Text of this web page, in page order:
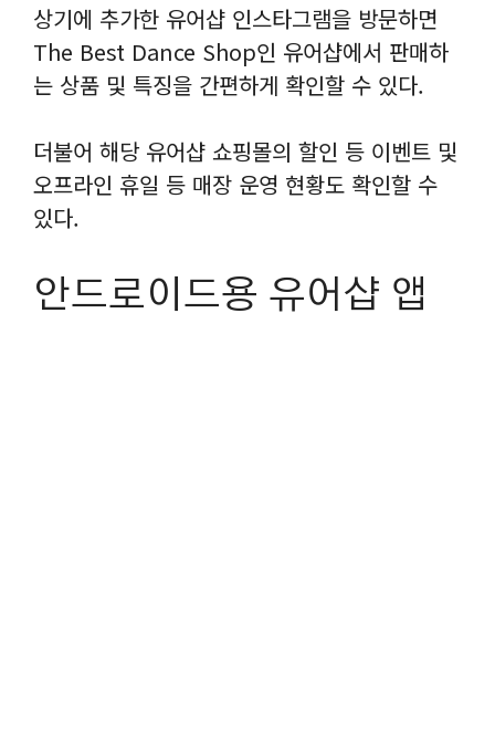
상기에 추가한 유어샵 인스타그램을 방문하면
The Best Dance Shop인 유어샵에서 판매하
는 상품 및 특징을 간편하게 확인할 수 있다.
더불어 해당 유어샵 쇼핑몰의 할인 등 이벤트 및
오프라인 휴일 등 매장 운영 현황도 확인할 수
있다.
안드로이드용 유어샵 앱